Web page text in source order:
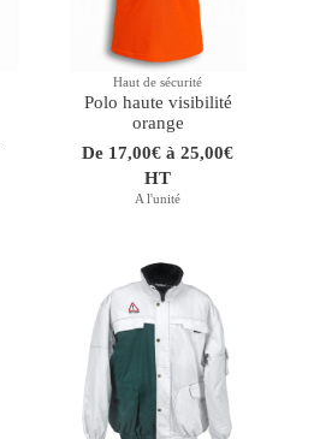
Haut de sécurité
Polo haute visibilité
orange
De 17,00€ à 25,00€
HT
A l'unité